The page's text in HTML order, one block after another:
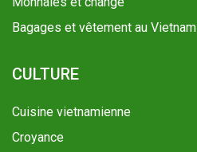
Bagages et vêtement au Vietnam
CULTURE
Cuisine vietnamienne
Croyance